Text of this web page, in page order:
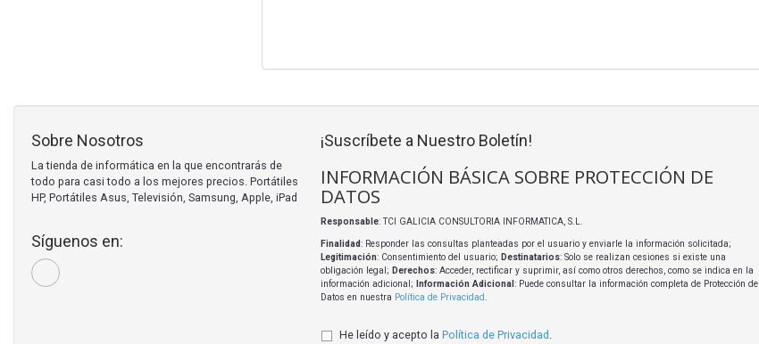
Sobre Nosotros
La tienda de informática en la que encontrarás de
todo para casi todo a los mejores precios. Portátiles
HP, Portátiles Asus, Televisión, Samsung, Apple, iPad
Síguenos en:
¡Suscríbete a Nuestro Boletín!
INFORMACIÓN BÁSICA SOBRE PROTECCIÓN DE
DATOS
Responsable: TCI GALICIA CONSULTORIA INFORMATICA, S.L.
Finalidad: Responder las consultas planteadas por el usuario y enviarle la información solicitada;
Legitimación: Consentimiento del usuario; Destinatarios: Solo se realizan cesiones si existe una
obligación legal; Derechos: Acceder, rectificar y suprimir, así como otros derechos, como se indica en la
información adicional;
Información Adicional : Puede consultar la información completa de Protección de
Datos en nuestra Política de Privacidad.
He leído y acepto la Política de Privacidad .